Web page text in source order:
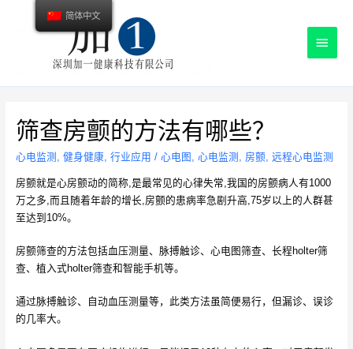
主
筛查房颤的方法有哪些？
心电监测 健身健康, 行业应用 / 心电图 心电监测 房颤, 远程心电监测
房颤就是心房颤动的简称,是最常见的心律失常,我国的房颤病人有1000
万之多,而且随着年龄的增长,房颤的患病率急剧升高,75岁以上的人群甚
至达到10%。
房颤筛查的方法包括血压测量、脉搏触诊、心电图筛查、长程holter筛
查、植入式holter筛查和智能手机等。
通过脉搏触诊、自动血压测量等，此类方法虽简便易行，但漏诊、误诊
的几率大。
简体中文